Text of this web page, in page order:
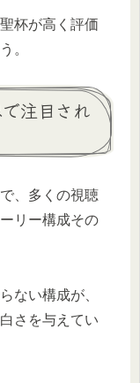
杯が高く評価
。
注目され
、多くの視聴
リー構成その
ない構成が、
さを与えてい